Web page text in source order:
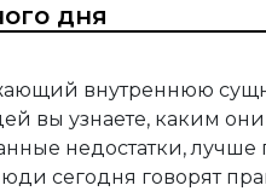
дня
внутреннюю
вы узнаете, каким
недостатки, лучше
сегодня говорят